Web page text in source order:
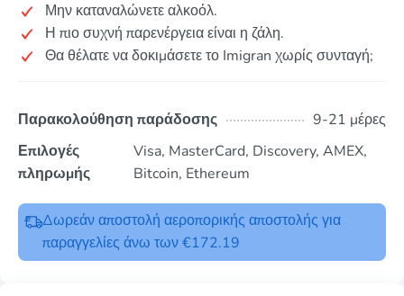
Μην καταναλώνετε αλκοόλ.
Η πιο συχνή παρενέργεια είναι η ζάλη.
Θα θέλατε να δοκιμάσετε το Imigran χωρίς συνταγή;
Παρακολούθηση παράδοσης
9-21 μέρες
Επιλογές
πληρωμής
Visa, MasterCard, Discovery, AMEX,
Bitcoin, Ethereum
Δωρεάν αποστολή αεροπορικής αποστολής για
παραγγελίες άνω των €172.19